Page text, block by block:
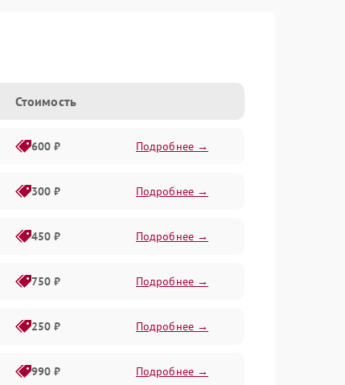
Стоимость
600 ₽ Подробнее →
300 ₽ Подробнее →
450 ₽ Подробнее →
750 ₽ Подробнее →
250 ₽ Подробнее →
990 ₽ Подробнее →